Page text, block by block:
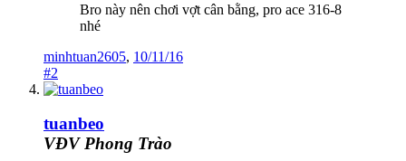
Bro này nên chơi vợt cân bằng, pro ace 316-8
nhé
minhtuan2605, 10/11/16
#2
tuanbeo
VĐV Phong Trào